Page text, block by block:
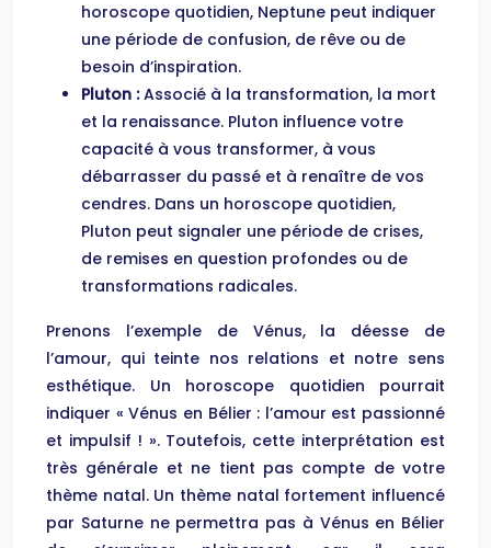
horoscope quotidien, Neptune peut indiquer
une période de confusion, de rêve ou de
besoin d’inspiration.
Pluton :Associé à la transformation, la mort
et la renaissance. Pluton influence votre
capacité à vous transformer, à vous
débarrasser du passé et à renaître de vos
cendres. Dans un horoscope quotidien,
Pluton peut signaler une période de crises,
de remises en question profondes ou de
transformations radicales.
Prenons l’exemple de Vénus, la déesse de
l’amour, qui teinte nos relations et notre sens
esthétique. Un horoscope quotidien pourrait
indiquer « Vénus en Bélier : l’amour est passionné
et impulsif ! ». Toutefois, cette interprétation est
très générale et ne tient pas compte de votre
thème natal. Un thème natal fortement influencé
par Saturne ne permettra pas à Vénus en Bélier